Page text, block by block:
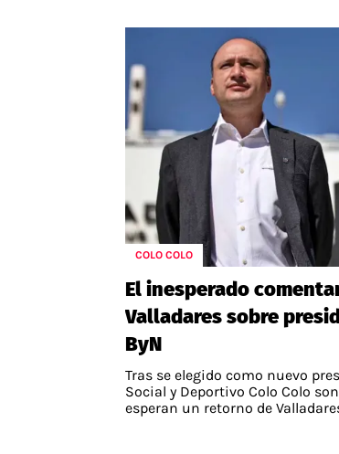
COLO COLO
El inesperado
Valladares sobre
ByN
Tras se elegido como nuevo
Social y Deportivo Colo Colo
esperan un retorno de